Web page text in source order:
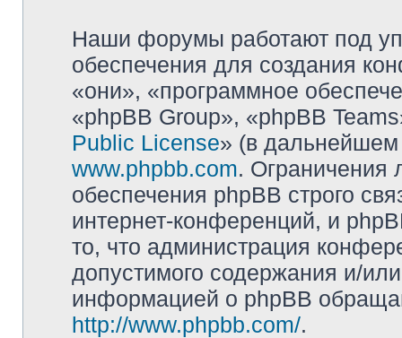
Наши форумы работают под
обеспечения для создания
«они», «программное
«phpBB Group», «phpBB
Public License» (в дальнейшем
www.phpbb.com. Ограничения
обеспечения phpBB строго
интернет-конференций, и
то, что администрация
допустимого содержания и/
информацией о phpBB
http://www.phpbb.com/.